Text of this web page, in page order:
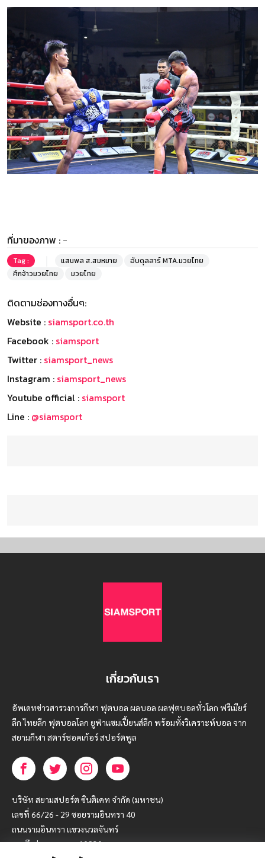
ที่มาของภาพ : -
Tag : แสนพล ส.สมหมาย
อับดุลลาร์ MTA.มวยไทย
ศึกจ้าวมวยไทย
มวยไทย
ติดตามช่องทางอื่นๆ:
Website : siamsport.co.th
Facebook : siamsport
Twitter : siamsport_news
Instagram : siamsport_news
Youtube official : siamsport
Line : @siamsport
เกี่ยวกับเรา
อัพเดทข่าวสารวงการกีฬา ฟุตบอล ผลบอล ผลฟุตบอลทั่วโลก ฟรีเมียร์
ลีก ไทยลีก ฟุตบอลโลก ยูฟ่าแซมเปี้ยนส์ลีก พร้อมทั้งวิเคราะห์บอล จาก
สยามกีฬา สตาร์ชอคเก้อร์ สปอร์ตพูล
บริษัท สยามสปอร์ต ซินติเคท จำกัด (มหาชน)
เลขที่ 66/26 - 29 ซอยรามอินทรา 40
ถนนรามอินทรา แขวงนวลจันทร์
เขตบึงกุ่ม กรุงเทพฯ 10230